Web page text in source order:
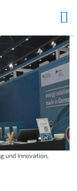
und Innovation,